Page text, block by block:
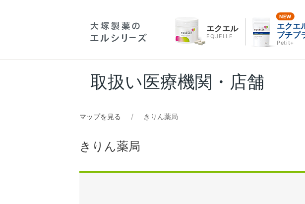
エクエル
EQUELLE
エクエ
プチプ
Petit+
取扱い医療機関・店舗
マップを見る きりん薬局
きりん薬局